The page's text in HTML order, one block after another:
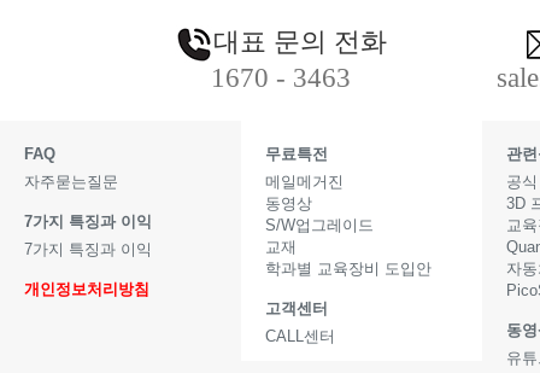
대표 문의 전화
1670 - 3463
FAQ
자주묻는질문
7가지 특징과 이익
7가지 특징과 이익
개인정보처리방침
무료특전
메일메거진
동영상
S/W업그레이드
교재
학과별 교육장비 도입안
고객센터
CALL센터
관
공
3D
교
자
동
유